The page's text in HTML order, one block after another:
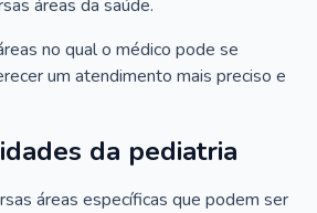
áreas da saúde.
no qual o médico pode se
um atendimento mais preciso e
da pediatria
áreas específicas que podem ser